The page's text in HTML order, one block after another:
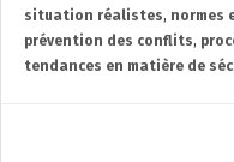
situation réalistes, normes
prévention des conflits,
tendances en matière de